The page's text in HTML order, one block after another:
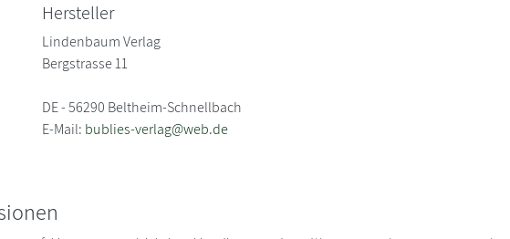
Hersteller
Lindenbaum Verlag
Bergstrasse 11
DE - 56290 Beltheim-Schnellbach
E-Mail: bublies-verlag@web.de